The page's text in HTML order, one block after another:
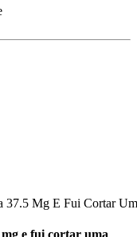
37.5 Mg E Fui Cortar